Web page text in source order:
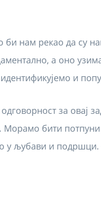
би нам рекао да су
а оно узима
и
за овај
бити потпуни
љубави и подршци.